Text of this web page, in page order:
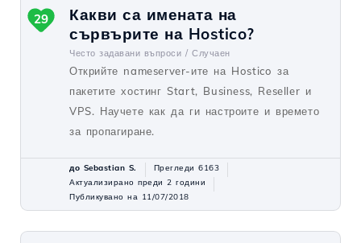
Какви са имената на
сървърите на Hostico?
Често задавани въпроси / Случаен
Открийте nameserver-ите на Hostico за
пакетите хостинг Start, Business, Reseller и
VPS. Научете как да ги настроите и времето
за пропагиране.
29
до Sebastian S.
Прегледи 6163
Актуализирано преди 2 години
Публикувано на 11/07/2018